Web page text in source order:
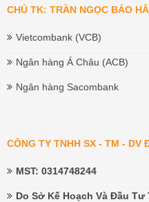
CHỦ TK: TRẦN NGỌC BẢO
Vietcombank (VCB)
Ngân hàng Á Châu (ACB)
Ngân hàng Sacombank
CÔNG TY TNHH SX - TM - DV
MST: 0314748244
Do Sở Kế Hoạch Và Đầu Tư